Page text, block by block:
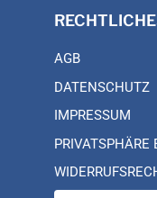
AGB
DATENSCHUTZ
IMPRESSUM
PRIVATSPHÄRE